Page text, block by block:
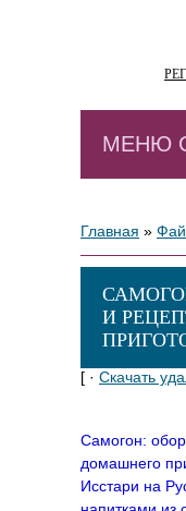
МЕНЮ
Главная »
И
[ · Скачать
Самогон:
домашнего
Исстари на